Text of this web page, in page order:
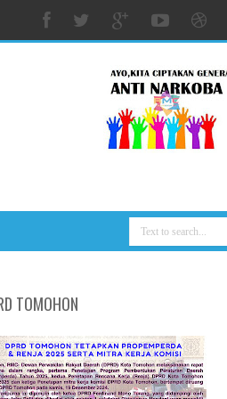
TOMOHON